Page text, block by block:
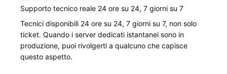
Supporto tecnico reale 24 ore su 24, 7 giorni su 7
Tecnici disponibili 24 ore su 24, 7 giorni su 7, non solo
ticket. Quando i server dedicati istantanei sono in
produzione, puoi rivolgerti a qualcuno che capisce
questo aspetto.